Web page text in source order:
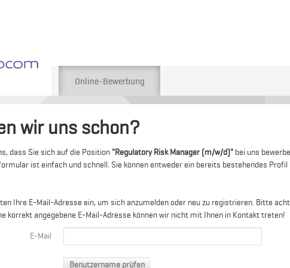
Online-Bewerbung
wir uns schon?
dass Sie sich auf die Position "Regulatory Risk Manager (m/w/d)" bei uns
ist einfach und schnell. Sie können entweder ein bereits bestehendes
Ihre E-Mail-Adresse ein, um sich anzumelden oder neu zu registrieren. Bitte
korrekt angegebene E-Mail-Adresse können wir nicht mit Ihnen in Kontakt treten!
E-Mail
Benutzername prüfen